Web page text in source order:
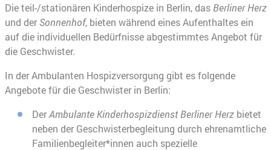
Die teil-/stationären Kinderhospize in Berlin, das Berliner Herz
und derSonnenhof, bieten während eines Aufenthaltes ein
auf die individuellen Bedürfnisse abgestimmtes Angebot für
die Geschwister.
In der Ambulanten Hospizversorgung gibt es folgende
Angebote für die Geschwister in Berlin:
DerAmbulante Kinderhospizdienst Berliner Herzbietet
neben der Geschwisterbegleitung durch ehrenamtliche
Familienbegleiter*innen auch spezielle